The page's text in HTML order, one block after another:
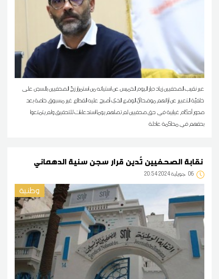
عبر نقيب الصحفيين زياد دبار اليوم الخميس عن استيائه من استمرار زجّ الصحفيين بالسجن على
خلفيّة التعبير عن آرائهم موضحا أنّ الوضع الذي أصبح عليه القطاع غير مسبوق خاصة بعد
صدور أحكام غيابية في حق صحفيين لم تصلهم يوما استدعاءات للتحقيق ولم يتمتعوا
بحقهم في محاكمة عادلة
06 20:54 2024 جويلية
وطنية